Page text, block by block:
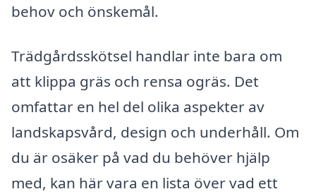
behov och önskemål.
Trädgårdsskötsel handlar inte bara om
att klippa gräs och rensa ogräs. Det
omfattar en hel del olika aspekter av
landskapsvård, design och underhåll. Om
du är osäker på vad du behöver hjälp
med, kan här vara en lista över vad ett